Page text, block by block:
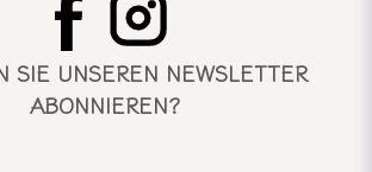
SIE UNSEREN NEWSLETTER
ABONNIEREN?